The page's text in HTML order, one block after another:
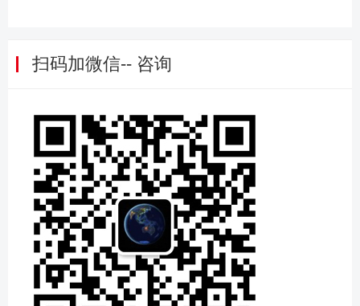
扫码加微信-- 咨询